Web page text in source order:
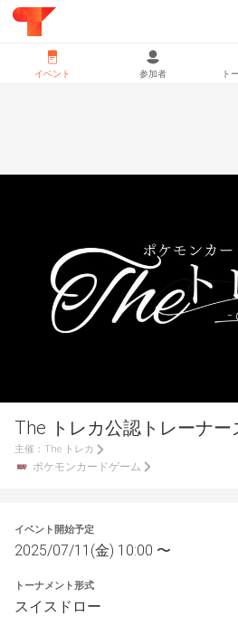
The トレカ公認トレーナ
主催： The トレカ
ポケモンカードゲーム
イベント開始予定
2025/07/11(金) 10:00 〜
トーナメント形式
スイスドロー
イベント 参加者 ト